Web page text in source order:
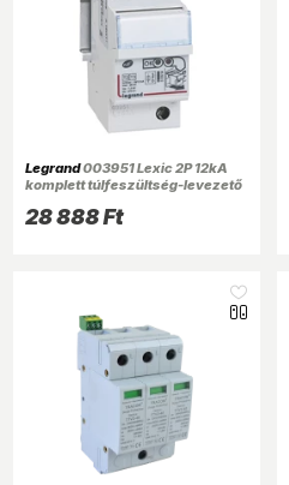
Legrand003951 Lexic 2P 12kA
komplett túlfeszültség-levezető
28 888 Ft